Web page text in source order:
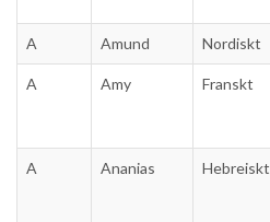
A Amund Nordiskt
A Amy Franskt
A Ananias Hebreiskt